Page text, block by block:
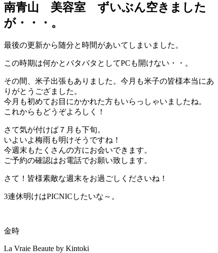
南青山 美容室 ずいぶん空きました
が・・・。
最後の更新から随分と時間があいてしまいました。
この時期は何かとバタバタとしてPCも開けない・・。
その間、米子出張もありました。今月も米子の皆様本当にあ
りがとうござました。
今月も初めてお目にかかれた方もいらっしゃいましたね。
これからもどうぞよろしく！
さて気が付けば７月も下旬。
いよいよ梅雨も明けそうですね！
今週末もたくさんの方にお会いできます。
ご予約の確認はお電話でお願い致します。
さて！皆様素敵な週末をお過ごしくださいね！
3連休明けはPICNICしたいな～。
金時
La Vraie Beaute by Kintoki